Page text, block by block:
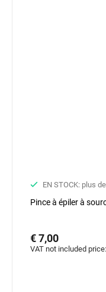
EN STOCK: plus
Pince à épiler à
€ 7,00
VAT not included price: